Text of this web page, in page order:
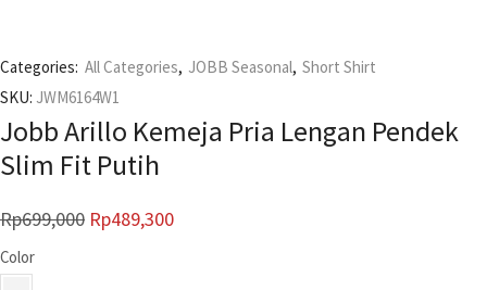
Categories: All Categories, JOBB Seasonal, Short Shirt
SKU: JWM6164W1
Jobb Arillo Kemeja Pria Lengan Pendek
Slim Fit Putih
Rp699,000 Rp489,300
Color